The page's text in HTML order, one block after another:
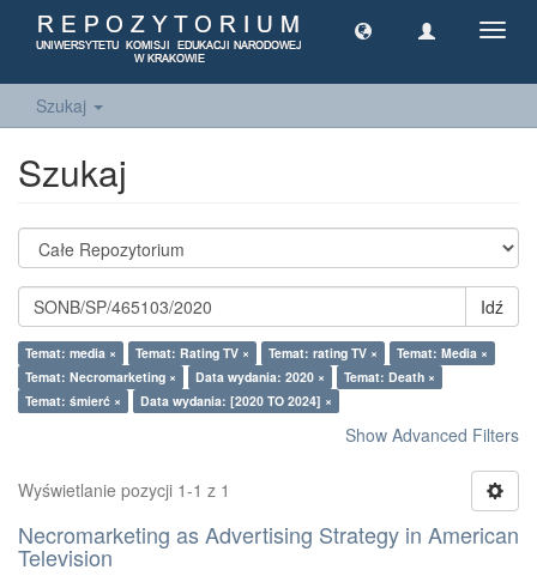
Szukaj
Szukaj
Idź
Temat: media × Temat: Rating TV × Temat: rating TV ×
Temat: Media ×
Temat: Necromarketing ×
Data wydania: 2020 ×
Temat: Death ×
Temat: śmierć ×
Data wydania: [2020 TO 2024] ×
Show Advanced Filters
Wyświetlanie pozycji 1-1 z 1
Necromarketing as Advertising Strategy in American
Television